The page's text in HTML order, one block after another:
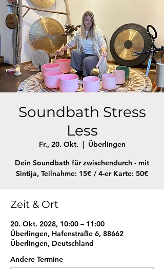
Soundbath Stress
Less
Fr., 20. Okt.
  |
Überlingen
Dein Soundbath für zwischendurch - mit
Sintija, Teilnahme: 15€ / 4-er Karte: 50€
Zeit & Ort
20. Okt. 2028, 10:00 – 11:00
Überlingen, Hafenstraße 6, 88662
Überlingen, Deutschland
Andere Termine